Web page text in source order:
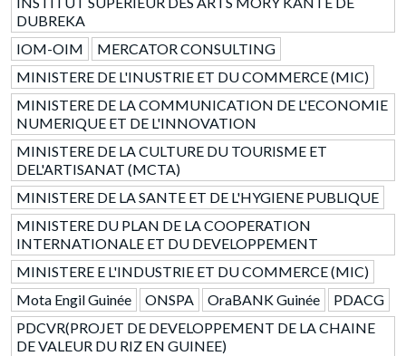
DUBREKA
IOM-OIM
MERCATOR CONSULTING
MINISTERE DE L'INUSTRIE ET DU COMMERCE (MIC)
MINISTERE DE LA COMMUNICATION DE L'ECONOMIE
NUMERIQUE ET DE L'INNOVATION
MINISTERE DE LA CULTURE DU TOURISME ET
DEL'ARTISANAT (MCTA)
MINISTERE DE LA SANTE ET DE L'HYGIENE PUBLIQUE
MINISTERE DU PLAN DE LA COOPERATION
INTERNATIONALE ET DU DEVELOPPEMENT
MINISTERE E L'INDUSTRIE ET DU COMMERCE (MIC)
Mota Engil Guinée
ONSPA OraBANK Guinée
PDACG
PDCVR(PROJET DE DEVELOPPEMENT DE LA CHAINE
DE VALEUR DU RIZ EN GUINEE)